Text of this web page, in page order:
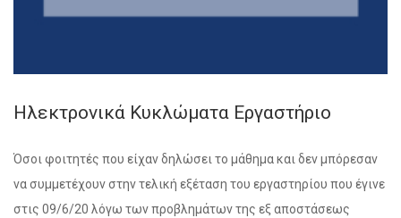
Ηλεκτρονικά Κυκλώματα Εργαστήριο
Όσοι φοιτητές που είχαν δηλώσει το μάθημα και δεν μπόρεσαν
να συμμετέχουν στην τελική εξέταση του εργαστηρίου που έγινε
στις 09/6/20 λόγω των προβλημάτων της εξ αποστάσεως